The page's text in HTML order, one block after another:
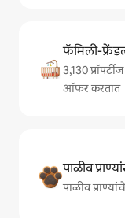
फॅमिली-
3,130
ऑफर करतात
पाळीव
पाळीव